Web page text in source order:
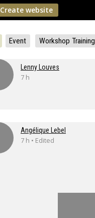
Create website
Event Workshop Training
Lenny Louves
7 h
Angélique Lebel
7 h • Edited